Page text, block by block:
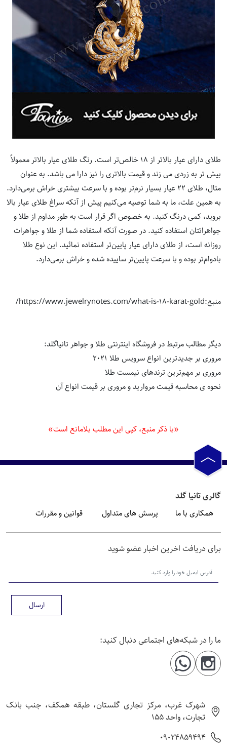
طلای دارای عیار بالاتر از 18 خالص‌تر است. رنگ طلای عیار بالاتر معمولاً
بیش تر به زردی می زند و قیمت بالاتری را نیز دارا می باشد. به عنوان
مثال، طلای 22 عیار بسیار نرم‌تر بوده و با سرعت بیشتری خراش برمی‌دارد.
به همین علت، ما به شما توصیه می‌کنیم پیش از آنکه سراغ طلای عیار بالا
بروید، کمی درنگ کنید. به خصوص اگر قرار است به طور مداوم از طلا و
جواهراتتان استفاده کنید. در صورت آنکه استفاده شما از طلا و جواهرات
روزانه است، از طلای دارای عیار پایین‌تر استفاده نمائید. این نوع طلا
بادوام‌تر بوده و با سرعت پایین‌تر ساییده شده و خراش برمی‌دارد.
منبع:https://www.jewelrynotes.com/what-is-18-karat-gold/
دیگر مطالب مرتبط در فروشگاه اینترنتی طلا و جواهر تانیاگلد:
مروری بر جدیدترین انواع سرویس طلا 2021
مروری بر مهم‌ترین ترندهای نیمست طلا
نحوه ی محاسبه قیمت مروارید و مروری بر قیمت انواع آن
«با ذکر منبع، کپی این مطلب بلامانع است»
گالری تانیا گلد
همکاری با ما پرسش های متداول قوانین و مقررات
برای دریافت اخرین اخبار عضو شوید
ارسال
ما را در شبکه‌های اجتماعی دنبال کنید:
شهرک غرب، مرکز تجاری گلستان، طبقه همکف، جنب بانک
تجارت، واحد 155
09024859494